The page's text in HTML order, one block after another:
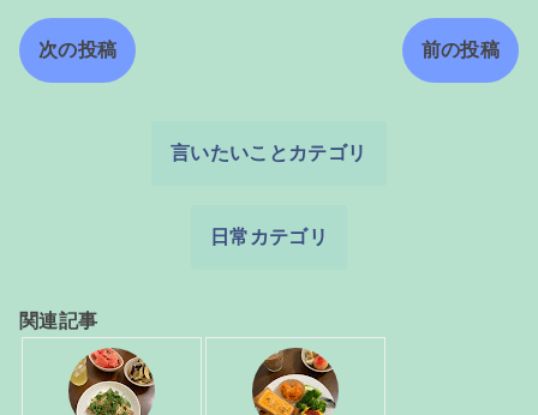
次の投稿 前の投稿
言いたいことカテゴリ
日常カテゴリ
関連記事